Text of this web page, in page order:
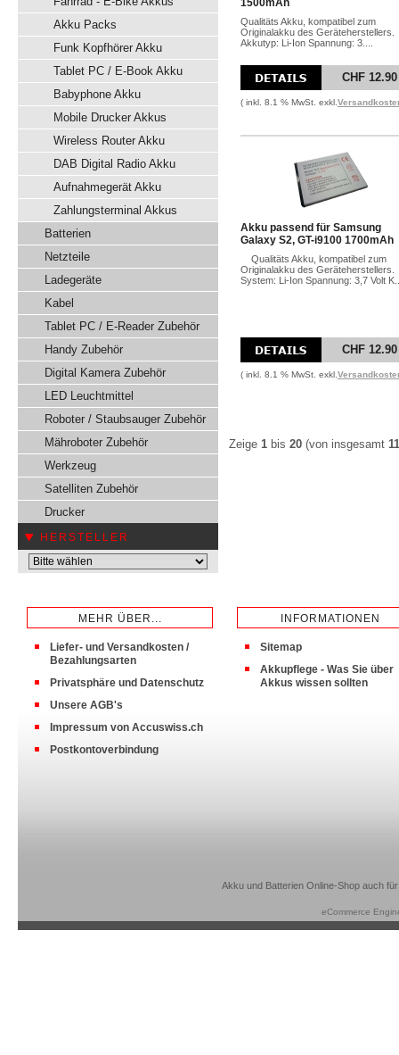
Akku Packs
Funk Kopfhörer Akku
Tablet PC / E-Book Akku
Babyphone Akku
Mobile Drucker Akkus
Wireless Router Akku
DAB Digital Radio Akku
Aufnahmegerät Akku
Zahlungsterminal Akkus
Batterien
Netzteile
Ladegeräte
Kabel
Tablet PC / E-Reader Zubehör
Handy Zubehör
Digital Kamera Zubehör
LED Leuchtmittel
Roboter / Staubsauger Zubehör
Mähroboter Zubehör
Werkzeug
Satelliten Zubehör
Drucker
HERSTELLER
1500mAh
Qualitäts Akku, kompatibel zum
Originalakku des Geräteherstellers.
Akkutyp: Li-Ion Spannung: 3....
CHF 12.90
( inkl. 8.1 % MwSt. exkl.
Akku passend für Samsung
Galaxy S2, GT-i9100 1700mAh
Qualitäts Akku, kompatibel zum
Originalakku des Geräteherstellers.
System: Li-Ion Spannung: 3,7 Volt
CHF 12.90
( inkl. 8.1 % MwSt. exkl.
Zeige 1 bis 20 (von insgesamt
MEHR ÜBER...
Liefer- und Versandkosten /
Bezahlungsarten
Privatsphäre und Datenschutz
Unsere AGB's
Impressum von Accuswiss.ch
Postkontoverbindung
INFORMATIONEN
Sitemap
Akkupflege - Was Sie über
Akkus wissen sollten
Akku und Batterien Online-Shop auch
eCommerce